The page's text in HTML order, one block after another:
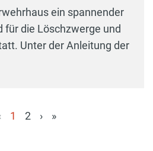
ein spannender
für die Löschzwerge und
Unter der Anleitung der
1
2 › »